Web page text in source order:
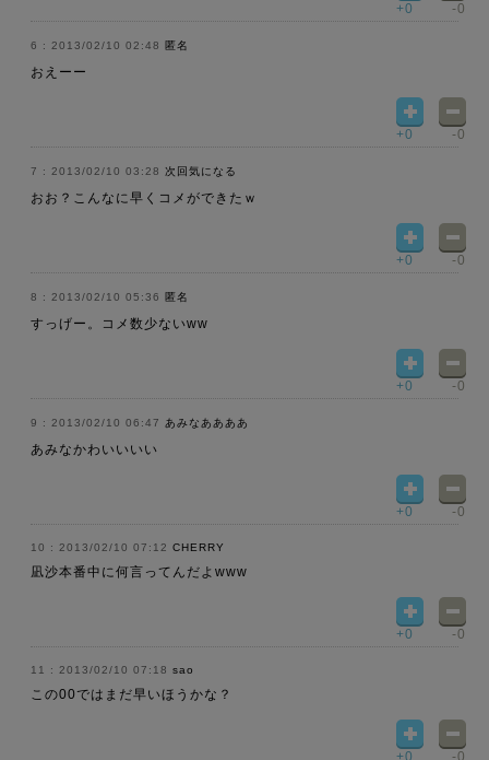
+0 -0
2013/02/10 02:48 匿名
おえーー
+0 -0
2013/02/10 03:28 次回気になる
おお？こんなに早くコメができたｗ
+0 -0
2013/02/10 05:36 匿名
すっげー。コメ数少ないww
+0 -0
2013/02/10 06:47 あみなああああ
あみなかわいいいい
+0 -0
2013/02/10 07:12 CHERRY
凪沙本番中に何言ってんだよwww
+0 -0
2013/02/10 07:18 sao
この00ではまだ早いほうかな？
+0 -0